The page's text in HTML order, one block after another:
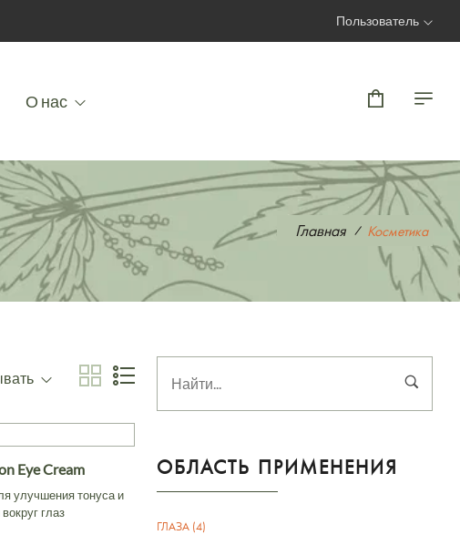
Пользователь
О нас
Главная Косметика
Eye Cream
улучшения тонуса и
глаз
ОБЛАСТЬ ПРИМЕНЕНИЯ
ГЛАЗА (4)